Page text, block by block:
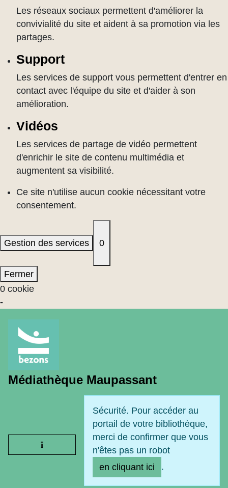
Les réseaux sociaux permettent d'améliorer la
convivialité du site et aident à sa promotion via les
partages.
Support
Les services de support vous permettent d'entrer en
contact avec l'équipe du site et d'aider à son
amélioration.
Vidéos
Les services de partage de vidéo permettent
d'enrichir le site de contenu multimédia et
augmentent sa visibilité.
Ce site n'utilise aucun cookie nécessitant votre
consentement.
Gestion des services 0
Fermer
0 cookie
-
Médiathèque Maupassant
Ouvrir le menu
Sécurité. Pour accéder au
portail de votre bibliothèque,
merci de confirmer que vous
n'êtes pas un robot
en cliquant ici
.